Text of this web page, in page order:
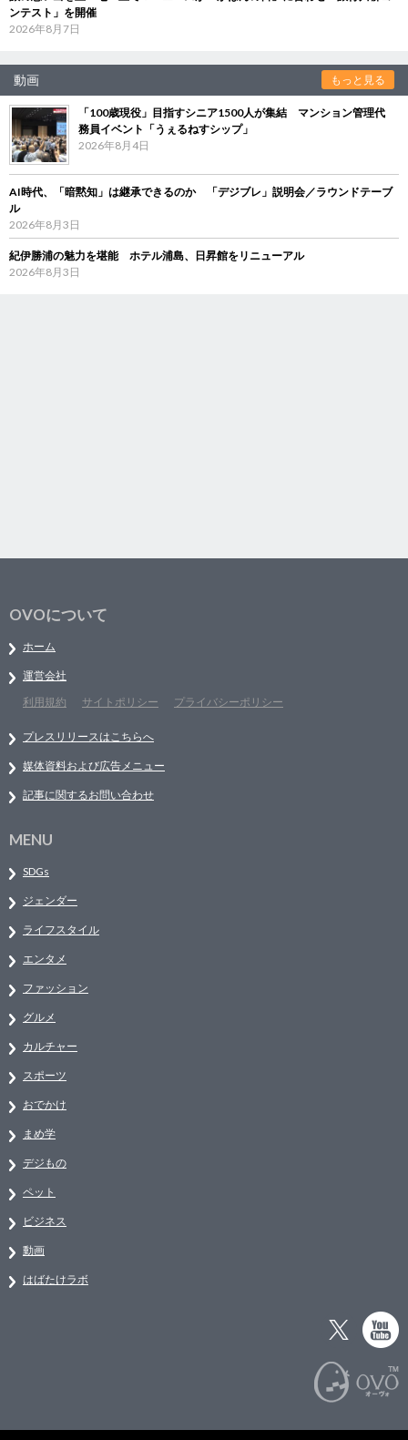
ンテスト」を開催
2026年8月7日
動画 もっと見る
「100歳現役」目指すシニア1500人が集結 マンション管理代
務員イベント「うぇるねすシップ」
2026年8月4日
AI時代、「暗黙知」は継承できるのか 「デジブレ」説明会／ラウンドテーブ
ル
2026年8月3日
紀伊勝浦の魅力を堪能 ホテル浦島、日昇館をリニューアル
2026年8月3日
OVOについて
ホーム
運営会社
利用規約
サイトポリシー プライバシーポリシー
プレスリリースはこちらへ
媒体資料および広告メニュー
記事に関するお問い合わせ
MENU
SDGs
ジェンダー
ライフスタイル
エンタメ
ファッション
グルメ
カルチャー
スポーツ
おでかけ
まめ学
デジもの
ペット
ビジネス
動画
はばたけラボ